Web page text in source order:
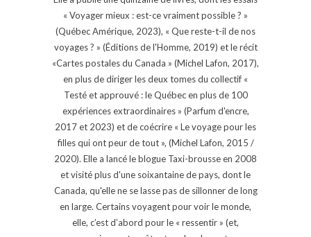
« Voyager mieux : est-ce vraiment possible ? »
(Québec Amérique, 2023), « Que reste-t-il de nos
voyages ? » (Éditions de l'Homme, 2019) et le récit
«Cartes postales du Canada » (Michel Lafon, 2017),
en plus de diriger les deux tomes du collectif «
Testé et approuvé : le Québec en plus de 100
expériences extraordinaires » (Parfum d'encre,
2017 et 2023) et de coécrire « Le voyage pour les
filles qui ont peur de tout », (Michel Lafon, 2015 /
2020). Elle a lancé le blogue Taxi-brousse en 2008
et visité plus d'une soixantaine de pays, dont le
Canada, qu'elle ne se lasse pas de sillonner de long
en large. Certains voyagent pour voir le monde,
elle, c’est d’abord pour le « ressentir » (et,